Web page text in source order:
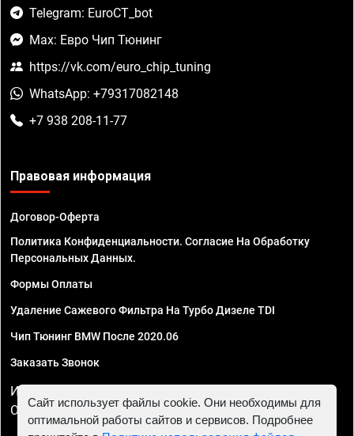
Telegram: EuroCT_bot
Max: Евро Чип Тюнинг
https://vk.com/euro_chip_tuning
WhatsApp: +79317082148
+7 938 208-11-77
Правовая информация
Договор-Оферта
Политика Конфиденциальности. Согласие На Обработку
Персональных Данных.
Формы Оплаты
Удаление Сажевого Фильтра На Турбо Дизеле TDI
Чип Тюнинг BMW После 2020.06
Заказать Звонок
ИП Смирнов Георгий Павлович. ИНН 781302555843,
ОГРНИП 324470400032610
Сайт использует файлы cookie. Они необходимы для
оптимальной работы сайтов и сервисов. Подробнее